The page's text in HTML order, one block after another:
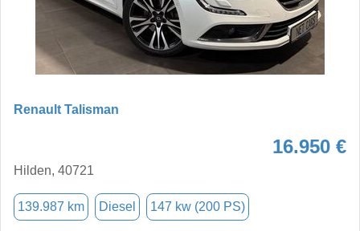
Renault Talisman
16.950 €
Hilden, 40721
139.987 km Diesel 147 kw (200 PS)